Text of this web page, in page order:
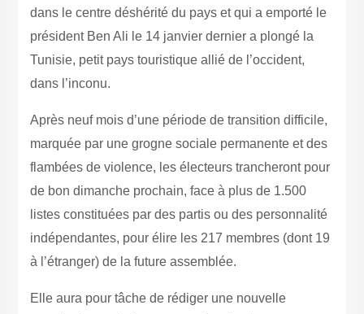
dans le centre déshérité du pays et qui a emporté le
président Ben Ali le 14 janvier dernier a plongé la
Tunisie, petit pays touristique allié de l’occident,
dans l’inconu.
Après neuf mois d’une période de transition difficile,
marquée par une grogne sociale permanente et des
flambées de violence, les électeurs trancheront pour
de bon dimanche prochain, face à plus de 1.500
listes constituées par des partis ou des personnalité
indépendantes, pour élire les 217 membres (dont 19
à l’étranger) de la future assemblée.
Elle aura pour tâche de rédiger une nouvelle